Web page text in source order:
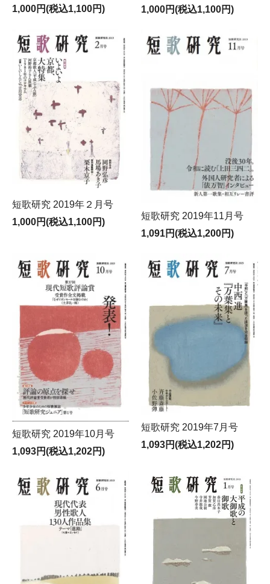
1,000円(税込1,100円)
1,000円(税込1,100円)
短歌研究 2019年２月号
1,000円(税込1,100円)
短歌研究 2019年11月号
1,091円(税込1,200円)
短歌研究 2019年10月号
1,093円(税込1,202円)
短歌研究 2019年7月号
1,093円(税込1,202円)